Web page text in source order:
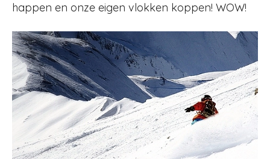
happen en onze eigen vlokken koppen! WOW!